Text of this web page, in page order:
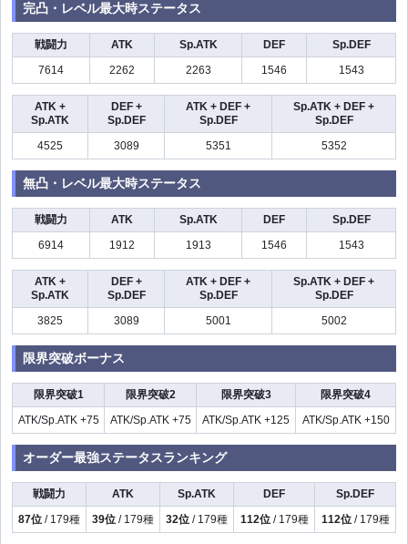
完凸・レベル最大時ステータス
戦闘力 ATK Sp.ATK DEF
Sp.DEF
7614
2262 2263 1546 1543
ATK +
Sp.ATK
DEF +
Sp.DEF
ATK + DEF +
Sp.DEF
Sp.ATK + DEF +
Sp.DEF
4525
3089 5351 5352
無凸・レベル最大時ステータス
戦闘力 ATK Sp.ATK DEF
Sp.DEF
6914
1912 1913 1546 1543
ATK +
Sp.ATK
DEF +
Sp.DEF
ATK + DEF +
Sp.DEF
Sp.ATK + DEF +
Sp.DEF
3825
3089 5001 5002
限界突破ボーナス
限界突破1 限界突破2 限界突破3
限界突破4
ATK/Sp.ATK +75
ATK/Sp.ATK +75 ATK/Sp.ATK +125 ATK/Sp.ATK +150
オーダー最強ステータスランキング
戦闘力 ATK Sp.ATK DEF
Sp.DEF
87位 / 179種 39位 / 179種 32位 / 179種 112位/ 179種 112位/ 179種